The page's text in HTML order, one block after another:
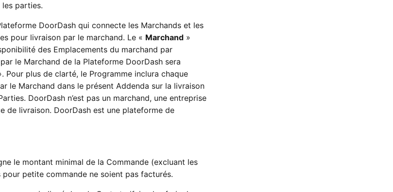
les parties.
DoorDash qui connecte les Marchands et les
pour livraison par le marchand. Le « Marchand »
des Emplacements du marchand par
le Marchand de la Plateforme DoorDash sera
Pour plus de clarté, le Programme inclura chaque
le Marchand dans le présent Addenda sur la livraison
DoorDash n’est pas un marchand, une entreprise
de livraison. DoorDash est une plateforme de
le montant minimal de la Commande (excluant les
petite commande ne soient pas facturés.